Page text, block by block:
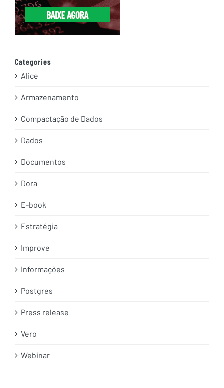
Categories
Alice
Armazenamento
Compactação de Dados
Dados
Documentos
Dora
E-book
Estratégia
Improve
Informações
Postgres
Press release
Vero
Webinar